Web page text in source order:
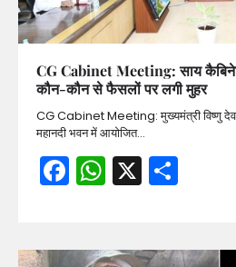
CG Cabinet Meeting: साय
कौन-कौन से फैसलों पर लगी मुहर
CG Cabinet Meeting: मुख्यमंत्री विष्णु देव
महानदी भवन में आयोजित…
Facebook
WhatsApp
X